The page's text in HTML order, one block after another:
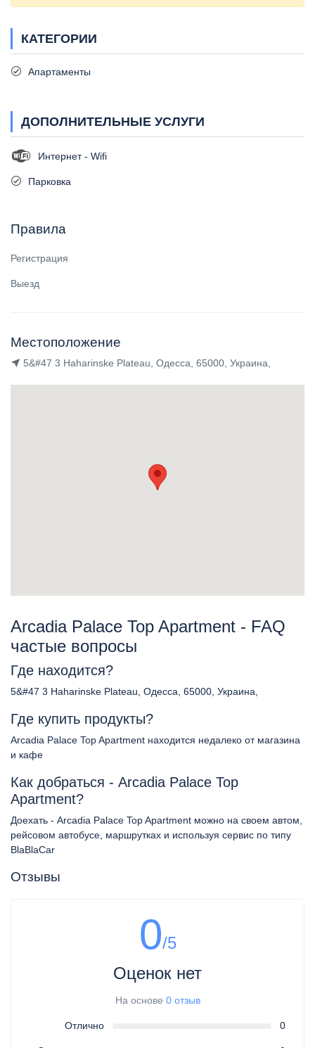
КАТЕГОРИИ
Апартаменты
ДОПОЛНИТЕЛЬНЫЕ УСЛУГИ
Интернет - Wifi
Парковка
Правила
Регистрация
Выезд
Местоположение
5&#47 3 Haharinske Plateau, Одесса, 65000, Украина,
Arcadia Palace Top Apartment - FAQ
частые вопросы
Где находится?
5&#47 3 Haharinske Plateau, Одесса, 65000, Украина,
Где купить продукты?
Arcadia Palace Top Apartment находится недалеко от магазина
и кафе
Как добраться - Arcadia Palace Top
Apartment?
Доехать - Arcadia Palace Top Apartment можно на своем автом,
рейсовом автобусе, маршрутках и используя сервис по типу
BlaBlaCar
Отзывы
0/5
Оценок нет
На основе 0 отзыв
Отлично 0